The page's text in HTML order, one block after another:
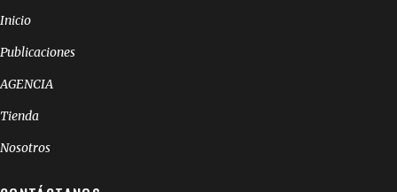
Inicio
Publicaciones
AGENCIA
Tienda
Nosotros